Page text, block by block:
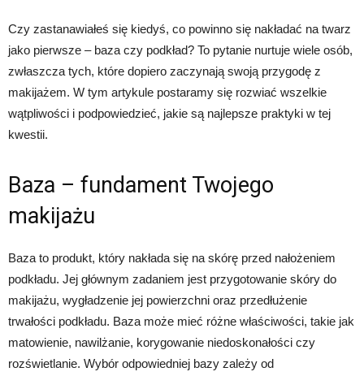
Czy zastanawiałeś się kiedyś, co powinno się nakładać na twarz
jako pierwsze – baza czy podkład? To pytanie nurtuje wiele osób,
zwłaszcza tych, które dopiero zaczynają swoją przygodę z
makijażem. W tym artykule postaramy się rozwiać wszelkie
wątpliwości i podpowiedzieć, jakie są najlepsze praktyki w tej
kwestii.
Baza – fundament Twojego
makijażu
Baza to produkt, który nakłada się na skórę przed nałożeniem
podkładu. Jej głównym zadaniem jest przygotowanie skóry do
makijażu, wygładzenie jej powierzchni oraz przedłużenie
trwałości podkładu. Baza może mieć różne właściwości, takie jak
matowienie, nawilżanie, korygowanie niedoskonałości czy
rozświetlanie. Wybór odpowiedniej bazy zależy od